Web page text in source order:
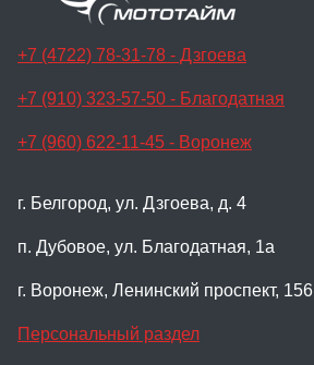
+7 (4722) 78-31-78 - Дзгоева
+7 (910) 323-57-50 - Благодатная
+7 (960) 622-11-45 - Воронеж
г. Белгород, ул. Дзгоева, д. 4
п. Дубовое, ул. Благодатная, 1а
г. Воронеж, Ленинский проспект, 156
Персональный раздел